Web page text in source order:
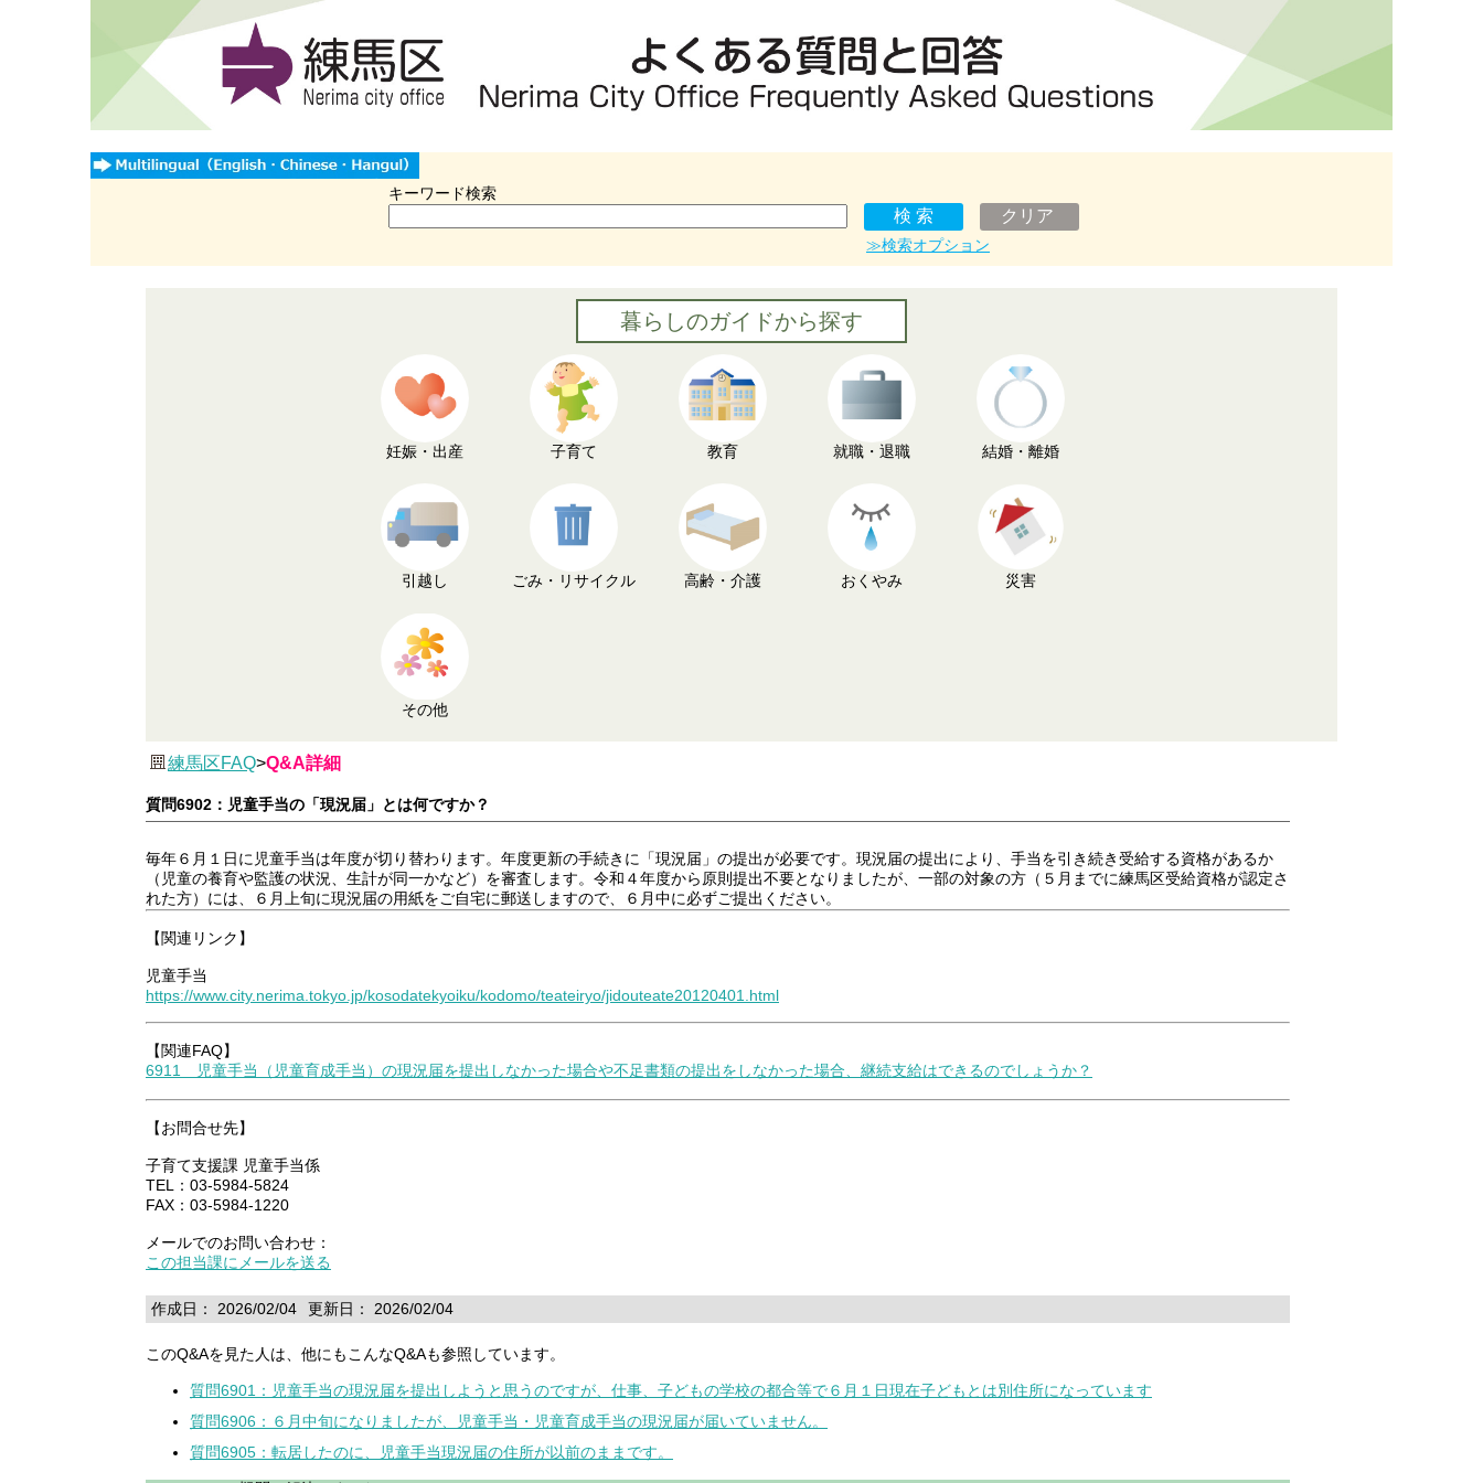
キーワード検索
≫検索オプション
暮らしのガイドから探す
妊娠・出産 子育て 教育 就職・退職 結婚・離婚
引越し ごみ・リサイクル 高齢・介護 おくやみ 災害
その他
練馬区FAQ>Q&A詳細
質問6902：児童手当の「現況届」とは何ですか？
毎年６月１日に児童手当は年度が切り替わります。年度更新の手続きに「現況届」の提出が必要です。現況届の提出により、手当を引き続き受給する資格があるか
（児童の養育や監護の状況、生計が同一かなど）を審査します。令和４年度から原則提出不要となりましたが、一部の対象の方（５月までに練馬区受給資格が認定さ
れた方）には、６月上旬に現況届の用紙をご自宅に郵送しますので、６月中に必ずご提出ください。
【関連リンク】
児童手当
https://www.city.nerima.tokyo.jp/kosodatekyoiku/kodomo/teateiryo/jidouteate20120401.html
【関連FAQ】
6911 児童手当（児童育成手当）の現況届を提出しなかった場合や不足書類の提出をしなかった場合、継続支給はできるのでしょうか？
【お問合せ先】
子育て支援課 児童手当係
TEL：03-5984-5824
FAX：03-5984-1220
メールでのお問い合わせ：
この担当課にメールを送る
作成日： 2026/02/04 更新日： 2026/02/04
このQ&Aを見た人は、他にもこんなQ&Aも参照しています。
質問6901：児童手当の現況届を提出しようと思うのですが、仕事、子どもの学校の都合等で６月１日現在子どもとは別住所になっています
質問6906：６月中旬になりましたが、児童手当・児童育成手当の現況届が届いていません。
質問6905：転居したのに、児童手当現況届の住所が以前のままです。